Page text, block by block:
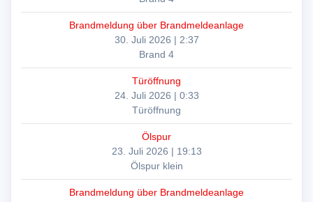
Brandmeldung über Brandmeldeanlage
30. Juli 2026 | 2:37
Brand 4
Türöffnung
24. Juli 2026 | 0:33
Türöffnung
Ölspur
23. Juli 2026 | 19:13
Ölspur klein
Brandmeldung über Brandmeldeanlage